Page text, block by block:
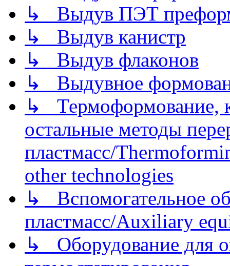
↳ Выдув ПЭТ
↳ Выдув канистр
↳ Выдув флаконов
↳ Выдувное
↳ Термоформование,
остальные методы
пластмасс/
other technologies
↳ Вспомогательное
пластмасс/Auxiliary
↳ Оборудование для